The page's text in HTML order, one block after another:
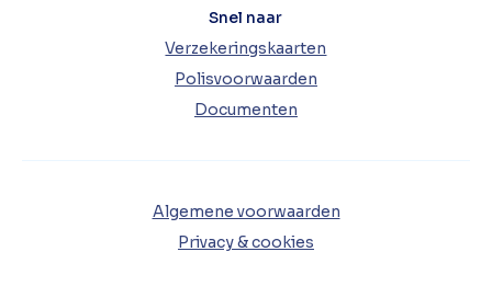
Snel naar
Verzekeringskaarten
Polisvoorwaarden
Documenten
Algemene voorwaarden
Privacy & cookies